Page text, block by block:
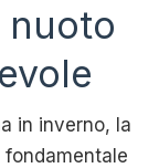
nuoto
in inverno, la
fondamentale